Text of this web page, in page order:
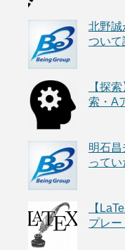
北野誠
ついて
【探
索・A
明石
ってい
【
プレー